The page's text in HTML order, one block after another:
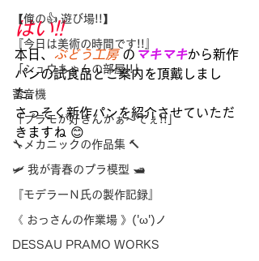
【俺の👍 遊び場!!】
『今日は美術の時間です!!』
「シュウちゃんの部屋!!」
蓄音機
「プラモが好きんがぁ～てぇ!!」
🔧メカニックの作品集 🔨
🛩 我が青春のプラ模型 🛥
『モデラーＮ氏の製作記録』
《 おっさんの作業場 》('ω')ノ
DESSAU PRAMO WORKS
はい!!
本日、 ぶどう工房 の マキマキから新作
パンの試食品とご案内を頂戴しまし
た。
さっそく新作パンを紹介させていただ
きますね 😊